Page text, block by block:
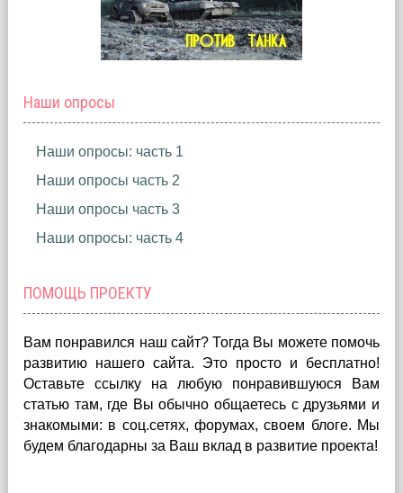
Наши опросы
Наши опросы: часть 1
Наши опросы часть 2
Наши опросы часть 3
Наши опросы: часть 4
ПОМОЩЬ ПРОЕКТУ
Вам понравился наш сайт? Тогда Вы можете помочь
развитию нашего сайта. Это просто и бесплатно!
Оставьте ссылку на любую понравившуюся Вам
статью там, где Вы обычно общаетесь с друзьями и
знакомыми: в соц.сетях, форумах, своем блоге. Мы
будем благодарны за Ваш вклад в развитие проекта!